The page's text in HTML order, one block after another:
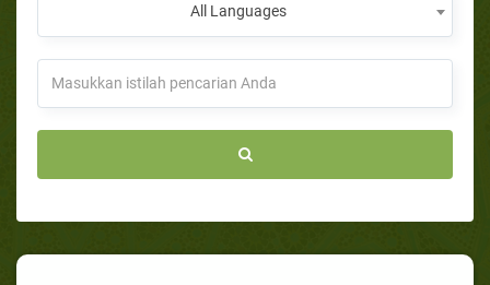
All Languages